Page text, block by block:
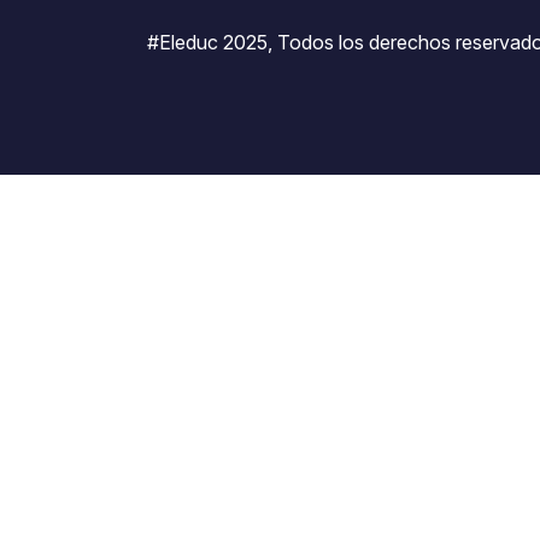
#Eleduc 2025, Todos los derechos